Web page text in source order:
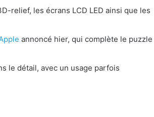
relief, les écrans LCD LED ainsi que les
annoncé hier, qui complète le puzzle
le détail, avec un usage parfois